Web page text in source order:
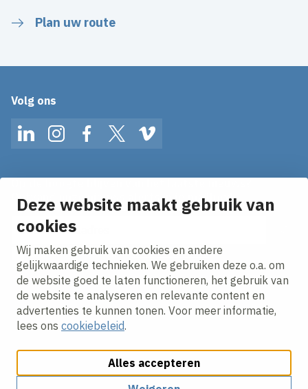
Deze website maakt gebruik van
cookies
Wij maken gebruik van cookies en andere
gelijkwaardige technieken. We gebruiken deze o.a. om
de website goed te laten functioneren, het gebruik van
de website te analyseren en relevante content en
advertenties te kunnen tonen. Voor meer informatie,
lees ons cookiebeleid.
Alles accepteren
Plan uw route
Volg ons
LinkedInInstagramFacebookTwitterVimeo
Ontvang onze nieuws alerts in je mailbox!
E-mailadres
Ik ga akkoord met hetprivacy statement.
Cookies aanpassenCookie beleidPrivacy policy
Algemene inkoopvoorwaarden